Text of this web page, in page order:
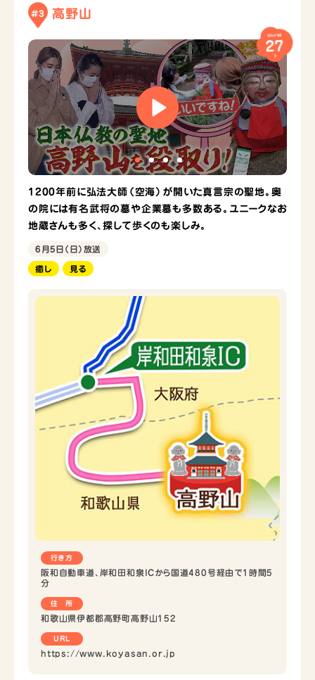
#3 高野山
course
27
1200年前に弘法大師（空海）が開いた真言宗の聖地。奥
の院には有名武将の墓や企業墓も多数ある。ユニークなお
地蔵さんも多く、探して歩くのも楽しみ。
6月5日（日）放送
癒し 見る
行き方
阪和自動車道、岸和田和泉ICから国道480号経由で1時間5
分
住 所
和歌山県伊都郡高野町高野山152
URL
https://www.koyasan.or.jp